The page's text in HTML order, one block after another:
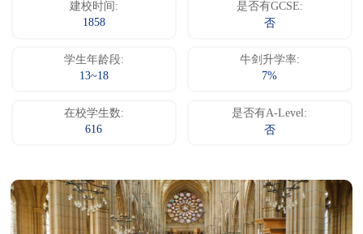
建校时间:
1858
是否有GCSE:
否
学生年龄段:
13~18
牛剑升学率:
7%
在校学生数:
616
是否有A-Level:
否